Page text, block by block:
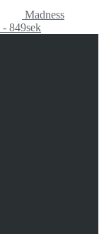
Madness
849sek